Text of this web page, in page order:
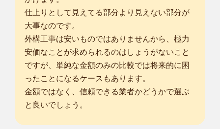
仕上りとして見えてる部分より見えない部分が
大事なのです。
外構工事は安いものではありませんから、極力
安価なことが求められるのはしょうがないこと
ですが、単純な金額のみの比較では将来的に困
ったことになるケースもあります。
金額ではなく、信頼できる業者かどうかで選ぶ
と良いでしょう。